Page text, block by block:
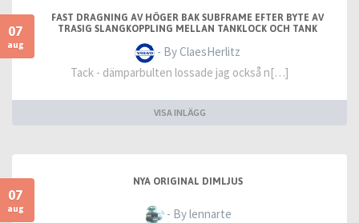
07
aug
FAST DRAGNING AV HÖGER BAK SUBFRAME EFTER BYTE AV
TRASIG SLANGKOPPLING MELLAN TANKLOCK OCH TANK
- By ClaesHerlitz
Tack - dämparbulten lossade jag också n[…]
VISA INLÄGG
07
aug
NYA ORIGINAL DIMLJUS
- By lennarte